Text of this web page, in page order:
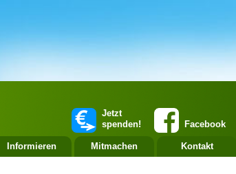
Facebook
Jetzt
spenden!
Informieren Mitmachen Kontakt